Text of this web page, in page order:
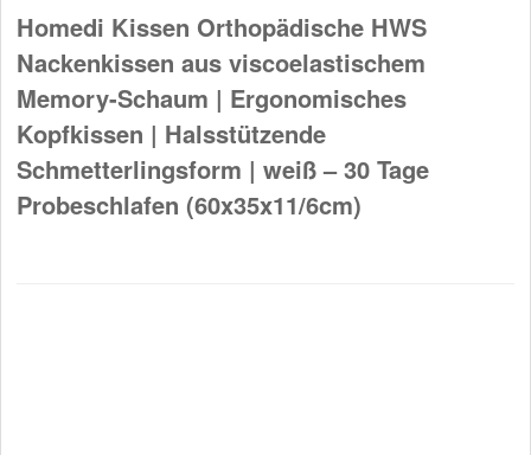
Homedi Kissen Orthopädische HWS
Nackenkissen aus viscoelastischem
Memory-Schaum | Ergonomisches
Kopfkissen | Halsstützende
Schmetterlingsform | weiß – 30 Tage
Probeschlafen (60x35x11/6cm)